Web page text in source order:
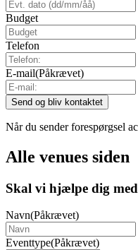
Budget
Telefon
E-mail(Påkrævet)
Når du sender forespørgsel
Alle venues siden
Skal vi hjælpe dig
Navn(Påkrævet)
Eventtype(Påkrævet)